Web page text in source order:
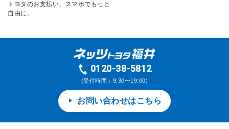
トヨタのお支払い、スマホでもっと
自由に。
0120-38-5812
(受付時間：9:30〜19:00)
お問い合わせはこちら